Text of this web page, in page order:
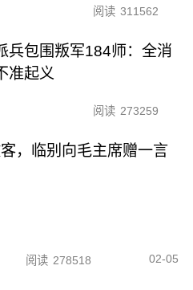
阅读 311562
兵包围叛军184师：全消
准起义
阅读 273259
，临别向毛主席赠一言
阅读 278518 02-05